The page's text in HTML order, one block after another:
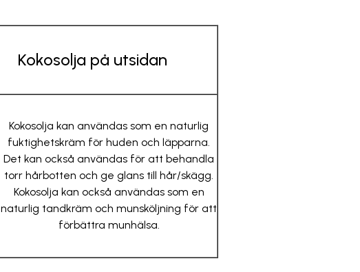
Kokosolja på utsidan
Kokosolja kan användas som en naturlig
fuktighetskräm för huden och läpparna.
Det kan också användas för att behandla
torr hårbotten och ge glans till hår/skägg.
Kokosolja kan också användas som en
naturlig tandkräm och munsköljning för att
förbättra munhälsa.